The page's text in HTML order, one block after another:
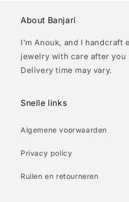
About Banjari
I'm Anouk, and I handcraft
jewelry with care after you
Delivery time may vary.
Snelle links
Algemene voorwaarden
Privacy policy
Ruilen en retourneren